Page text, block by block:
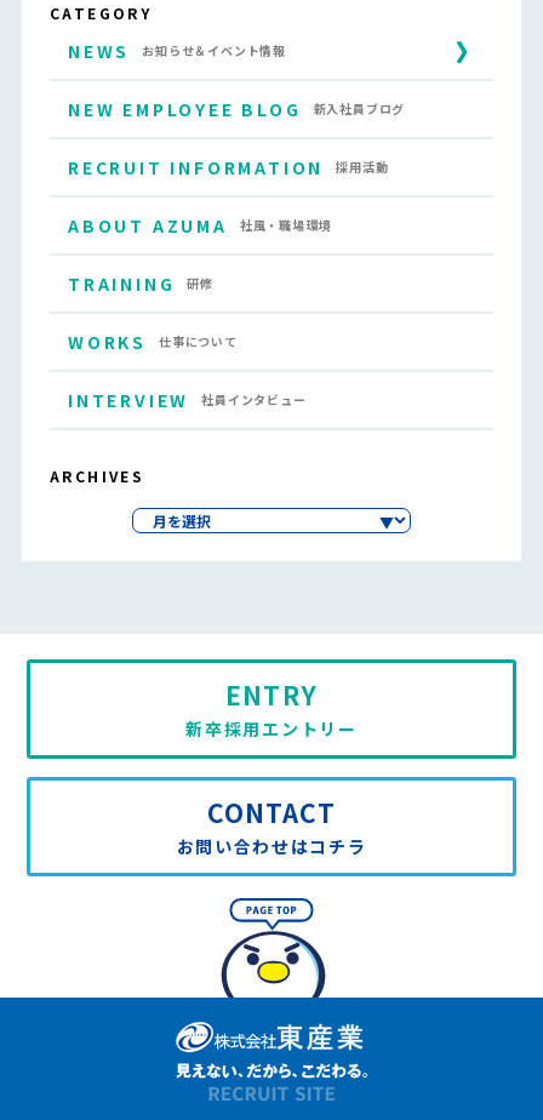
CATEGORY
NEWS お知らせ＆イベント情報
NEW EMPLOYEE BLOG 新入社員ブログ
RECRUIT INFORMATION 採用活動
ABOUT AZUMA 社風・職場環境
TRAINING 研修
WORKS 仕事について
INTERVIEW 社員インタビュー
ARCHIVES
CONTACT
お問い合わせはコチラ
ENTRY
新卒採用エントリー